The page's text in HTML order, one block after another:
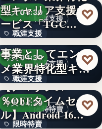
文字
職涯支援
今天 04:30
職涯支援
330,000
型キャリア支援サ
ービス「TGC…
♡
職涯支援
今天 04:30
職涯支援
文字
W TOKYO、新規
事業としてエンタ
メ業界特化型キャ
リア…
♡
限時特賣
今天 04:29
限時特賣
【アマゾン37
％OFFタイムセー
ル】Android 16…
♡